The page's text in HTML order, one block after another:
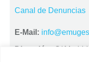
Canal de Denuncias
E-Mail:
Dirección:C/